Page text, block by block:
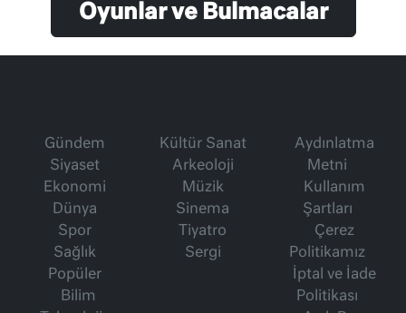
Oyunlar ve Bulmacalar
Gündem
Siyaset
Ekonomi
Dünya
Spor
Sağlık
Popüler
Bilim
Kültür Sanat
Arkeoloji
Müzik
Sinema
Tiyatro
Sergi
Aydınlatma
Metni
Kullanım
Şartları
Çerez
Politikamız
İptal ve İade
Politikası